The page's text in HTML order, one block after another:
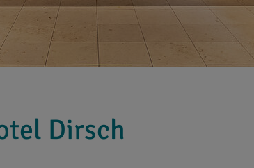
Dirsch